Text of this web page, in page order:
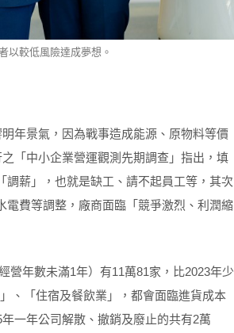
以較低風險達成夢想。
年景氣，因為戰事造成能源、原物料等價
「中小企業營運觀測先期調查」指出，填
薪」，也就是缺工、請不起員工等，其次
費等調整，廠商面臨「競爭激烈、利潤縮
營年數未滿1年）有11萬81家，比2023年少
、「住宿及餐飲業」，都會面臨進貨成本
一年公司解散、撤銷及廢止的共有2萬